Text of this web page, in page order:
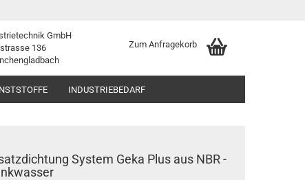
GmbH
136
Zum Anfragekorb
INDUSTRIEBEDARF
System Geka Plus aus NBR -